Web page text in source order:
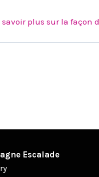
savoir plus sur la façon
Escalade